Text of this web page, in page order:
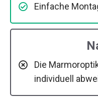
Einfache
Die
individuell